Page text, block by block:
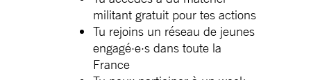
militant gratuit pour tes actions
Tu rejoins un réseau de jeunes
engagé·e·s dans toute la
France